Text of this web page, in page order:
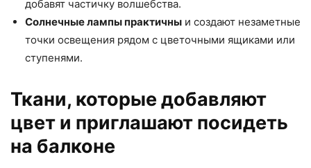
добавят частичку волшебства.
Солнечные лампы практичны и создают незаметные
точки освещения рядом с цветочными ящиками или
ступенями.
Ткани, которые добавляют
цвет и приглашают посидеть
на балконе